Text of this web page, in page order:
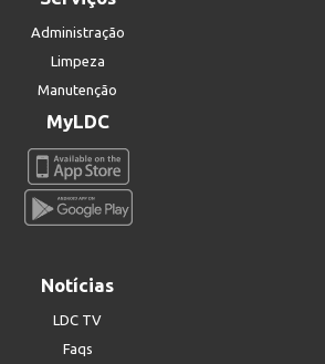
Administração
Limpeza
Manutenção
MyLDC
Notícias
LDC TV
Faqs